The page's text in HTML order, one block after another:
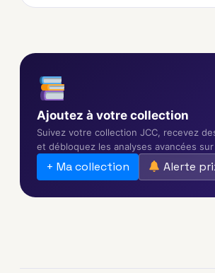
Ajoutez à votre collection
Suivez votre collection JCC, recevez
et débloquez les analyses avancées sur
+ Ma collection Alerte